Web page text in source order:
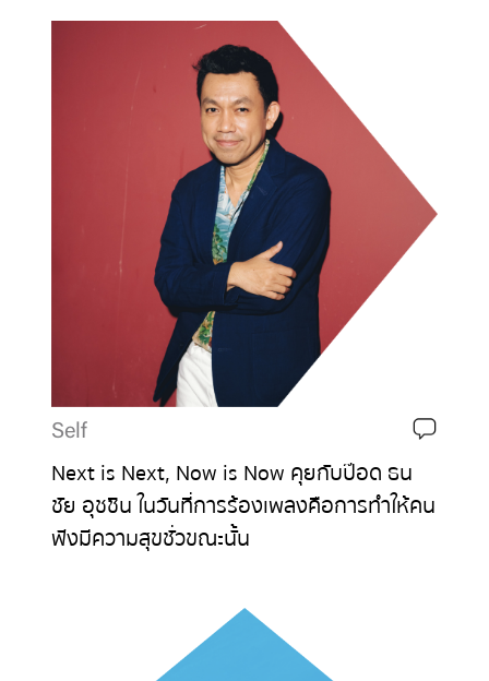
Self
Next is Next, Now is Now คุยกับป๊อด ธน
ชัย อุชชิน ในวันที่การร้องเพลงคือการทำให้คน
ฟังมีความสุขชั่วขณะนั้น